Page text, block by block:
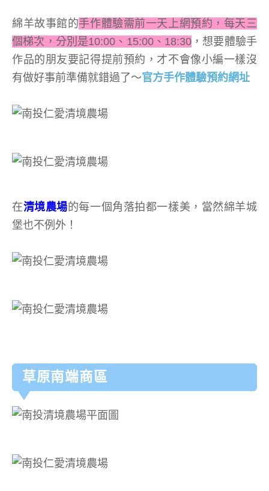
綿羊故事館的手作體驗需前一天上網預約，每天三
個梯次，分別是10:00、15:00、18:30，想要體驗手
作品的朋友要記得提前預約，才不會像小編一樣沒
有做好事前準備就錯過了～官方手作體驗預約網址
在清境農場的每一個角落拍都一樣美，當然綿羊城
堡也不例外！
草原南端商區